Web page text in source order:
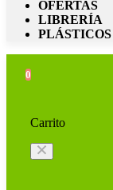
OFERTAS
LIBRERÍA
PLÁSTICOS
0
Carrito